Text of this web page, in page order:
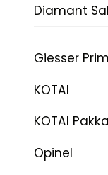
Diamant
Giesser
KOTAI
KOTAI
Opinel